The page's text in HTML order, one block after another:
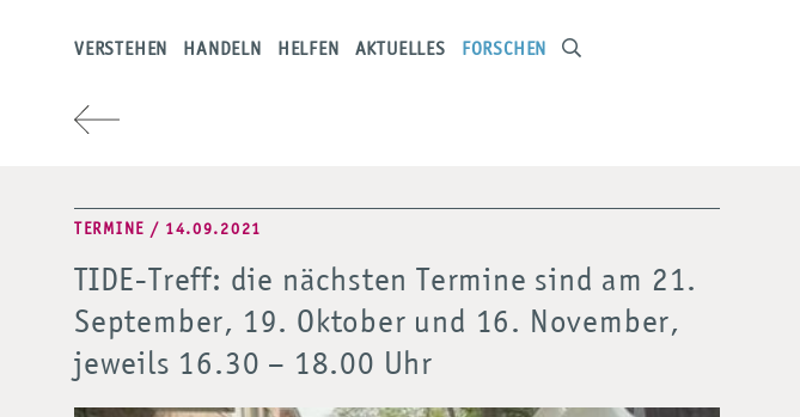
VERSTEHEN HANDELN HELFEN AKTUELLES FORSCHEN
TERMINE / 14.09.2021
TIDE-Treff: die nächsten Termine sind am 21.
September, 19. Oktober und 16. November,
jeweils 16.30 – 18.00 Uhr